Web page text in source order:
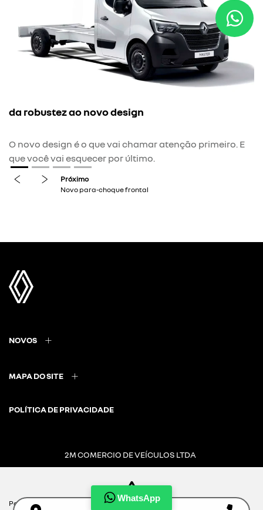
WhatsApp
da robustez ao novo design
O novo design é o que vai chamar atenção primeiro. E
que você vai esquecer por último.
previous next
NOVOS
MAPA DO SITE
POLÍTICA DE PRIVACIDADE
2M COMERCIO DE VEÍCULOS LTDA
Para otimizar sua experiência durante a navegação, fazemos uso de